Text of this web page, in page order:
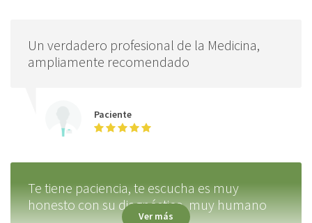
Un verdadero profesional de la Medicina,
ampliamente recomendado
Paciente
Te tiene paciencia, te escucha es muy
honesto con su diagnóstico, muy humano
Ver más